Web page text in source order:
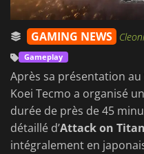
GAMING NEWS
Gameplay
Après sa présentation au
Koei Tecmo a organisé
durée de près de 45
détaillé d’Attack on
intégralement en